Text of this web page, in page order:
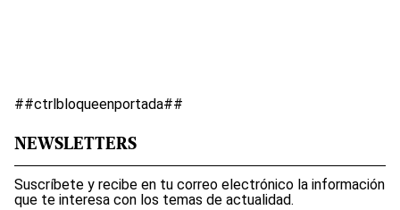
##ctrlbloqueenportada##
NEWSLETTERS
Suscríbete y recibe en tu correo electrónico la información
que te interesa con los temas de actualidad.